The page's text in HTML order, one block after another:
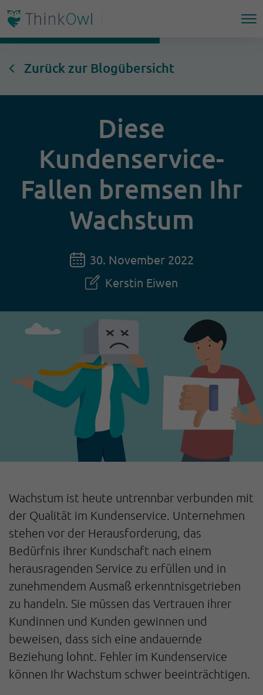
Zurück zur Blogübersicht
Diese
Kundenservice-
Fallen bremsen Ihr
Wachstum
30. November 2022
Kerstin Eiwen
Wachstum ist heute untrennbar verbunden mit
der Qualität im Kundenservice. Unternehmen
stehen vor der Herausforderung, das
Bedürfnis ihrer Kundschaft nach einem
herausragenden Service zu erfüllen und in
zunehmendem Ausmaß erkenntnisgetrieben
zu handeln. Sie müssen das Vertrauen ihrer
Kundinnen und Kunden gewinnen und
beweisen, dass sich eine andauernde
Beziehung lohnt. Fehler im Kundenservice
können Ihr Wachstum schwer beeinträchtigen.